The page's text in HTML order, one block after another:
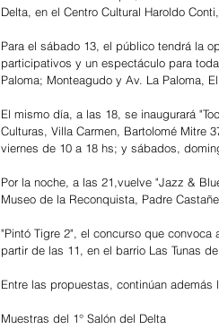
Delta, en el Centro Cultural Haroldo
Para el sábado 13, el público tendrá la
participativos y un espectáculo para
Paloma; Monteagudo y Av. La Paloma, El
El mismo día, a las 18, se inaugurará
Culturas, Villa Carmen, Bartolomé Mitre
viernes de 10 a 18 hs; y sábados,
Por la noche, a las 21,vuelve "Jazz &
Museo de la Reconquista, Padre
"Pintó Tigre 2", el concurso que
partir de las 11, en el barrio Las Tunas
Entre las propuestas, continúan
Muestras del 1° Salón del Delta